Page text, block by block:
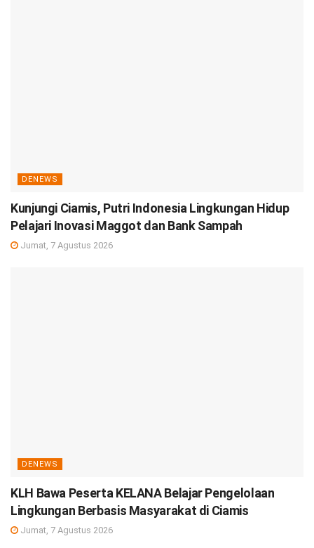
DENEWS
Kunjungi Ciamis, Putri Indonesia Lingkungan Hidup
Pelajari Inovasi Maggot dan Bank Sampah
Jumat, 7 Agustus 2026
DENEWS
KLH Bawa Peserta KELANA Belajar Pengelolaan
Lingkungan Berbasis Masyarakat di Ciamis
Jumat, 7 Agustus 2026